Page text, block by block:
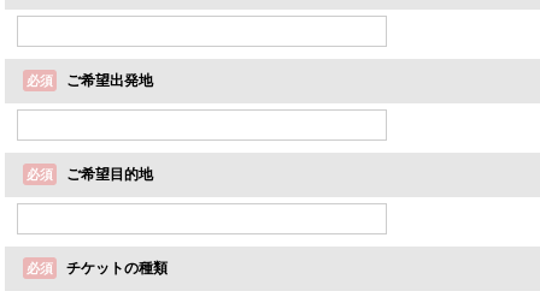
必須 ご希望出発地
必須 ご希望目的地
必須 チケットの種類